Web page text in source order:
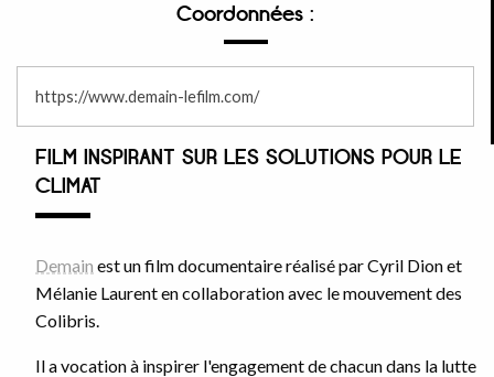
Coordonnées :
https://www.demain-lefilm.com/
FILM INSPIRANT SUR LES SOLUTIONS POUR LE
CLIMAT
Demain est un film documentaire réalisé par Cyril Dion et
Mélanie Laurent en collaboration avec le mouvement des
Colibris.
Il a vocation à inspirer l'engagement de chacun dans la lutte